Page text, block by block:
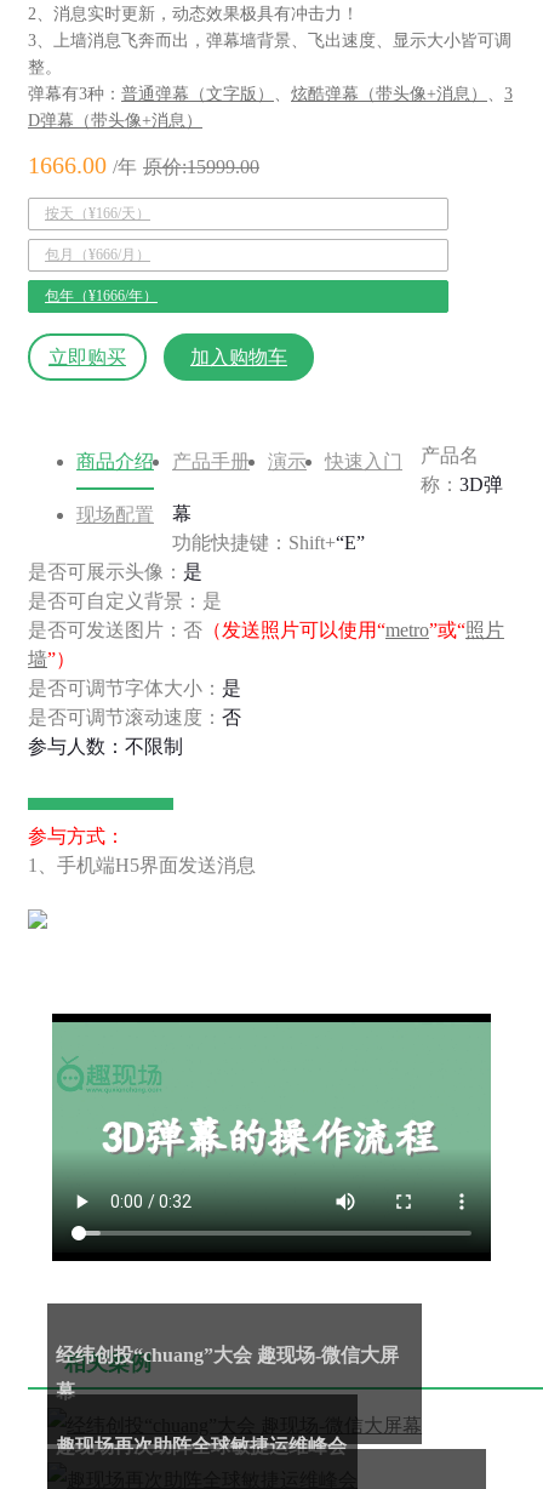
2、消息实时更新，动态效果极具有冲击力！
3、上墙消息飞奔而出，弹幕墙背景、飞出速度、显示大小皆可调
整。
弹幕有3种： 普通弹幕（文字版） 炫酷弹幕（带头像+消息）
3
D弹幕（带头像+消息）
1666.00 /年 原价:15999.00
按天（¥166/天）
包月（¥666/月）
包年（¥1666/年）
立即购买 加入购物车
商品介绍 产品手册 演示 快速入门
现场配置
产品名
称： 3D弹
幕
功能快捷键：Shift+“E”
是否可展示头像： 是
是否可自定义背景：是
是否可发送图片：否 （发送照片可以使用“metro”或“照片
墙”）
是否可调节字体大小： 是
是否可调节滚动速度： 否
参与人数：不限制
参与方式：
1、手机端H5界面发送消息
相关案例
经纬创投“chuang”大会 趣现场-微信大屏
幕
趣现场再次助阵全球敏捷运维峰会